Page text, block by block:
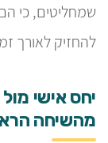
שמחליטים, כי הם
להחזיק לאורך
יחס אישי
מהשיחה